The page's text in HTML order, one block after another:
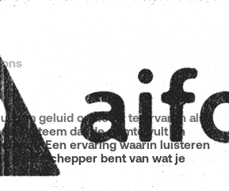
om geluid opnieuw te ervaren als
systeem dat de ruimte vult en
Een ervaring waarin luisteren
medeschepper bent van wat je